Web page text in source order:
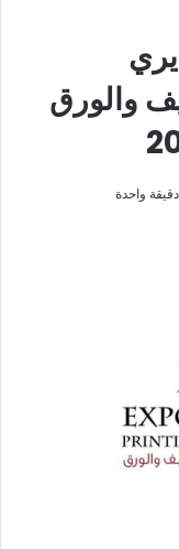
والورق
دقيقة واحدة